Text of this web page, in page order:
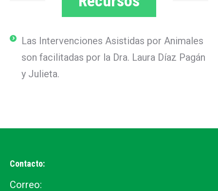
Las Intervenciones Asistidas por Animales
son facilitadas por la Dra. Laura Díaz Pagán
y Julieta.
Contacto:
Correo: